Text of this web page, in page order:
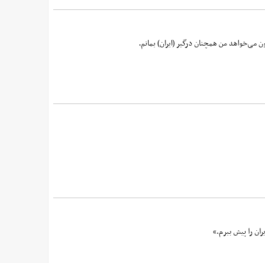
می‌خواهد من همچنان درگیر (ایران) بمانم.
را پیش ببرم.»